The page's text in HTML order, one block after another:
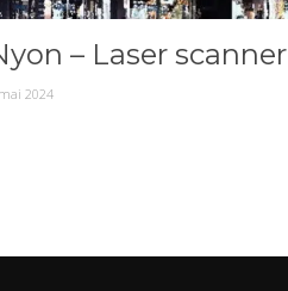
– Laser scanner
2024